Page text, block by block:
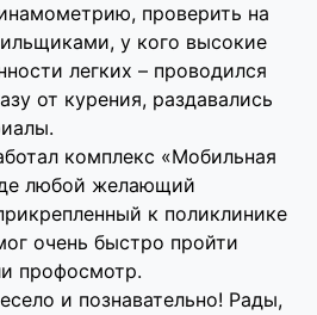
проверить на
у кого высокие
легких – проводился
от курения, раздавались
комплекс «Мобильная
любой желающий
к поликлинике
очень быстро пройти
профосмотр.
и познавательно! Рады,